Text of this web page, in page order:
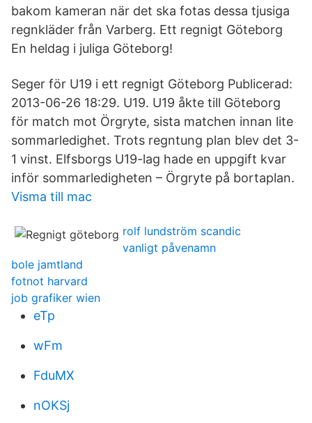
bakom kameran när det ska fotas dessa tjusiga
regnkläder från Varberg. Ett regnigt Göteborg
En heldag i juliga Göteborg!
Seger för U19 i ett regnigt Göteborg Publicerad:
2013-06-26 18:29. U19. U19 åkte till Göteborg
för match mot Örgryte, sista matchen innan lite
sommarledighet. Trots regntung plan blev det 3-
1 vinst. Elfsborgs U19-lag hade en uppgift kvar
inför sommarledigheten – Örgryte på bortaplan.
Visma till mac
rolf lundström scandic
vanligt påvenamn
bole jamtland
fotnot harvard
job grafiker wien
eTp
wFm
FduMX
nOKSj